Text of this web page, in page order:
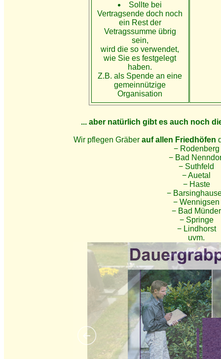
Sollte bei
Vertragsende doch noch
ein Rest der
Vetragssumme übrig
sein,
wird die so verwendet,
wie Sie es festgelegt
haben.
Z.B. als Spende an eine
gemeinnützige
Organisation
... aber natürlich gibt es auch noch
Wir pflegen Gräber auf allen Friedhöfen
− Rodenberg
− Bad
− Suthfeld
− Auetal
− Haste
−
− Wennigsen
− Bad Münder
− Springe
− Lindhorst
uvm.